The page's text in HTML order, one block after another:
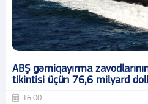
ABŞ gəmiqayırma
tikintisi üçün 76,6 milyard
16:00